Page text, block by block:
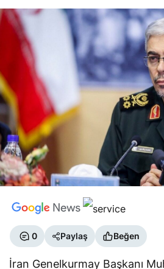
0 Paylaş Beğen
İran Genelkurmay Başkanı